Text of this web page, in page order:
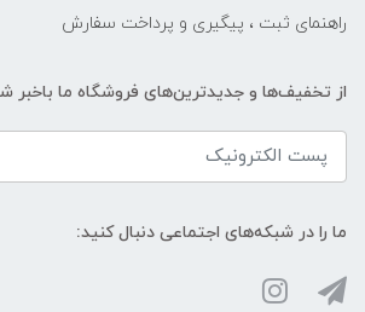
راهنمای ثبت ، پیگیری و پرداخت سفارش
از تخفیف‌ها و جدیدترین‌های فروشگاه ما باخبر
ما را در شبکه‌های اجتماعی دنبال کنید: